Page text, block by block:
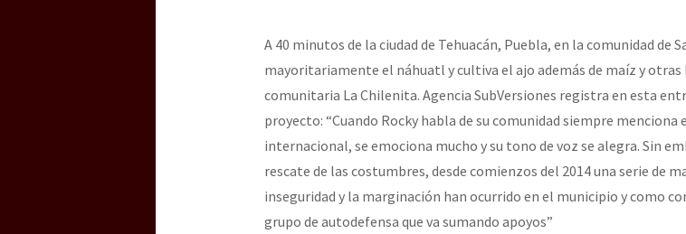
A 40 minutos de la ciudad de Tehuacán, Puebla, en la comunidad de
mayoritariamente el náhuatl y cultiva el ajo además de maíz y
comunitaria La Chilenita. Agencia SubVersiones registra en esta
proyecto: “Cuando Rocky habla de su comunidad siempre
internacional, se emociona mucho y su tono de voz se alegra. Sin
rescate de las costumbres, desde comienzos del 2014 una serie de
inseguridad y la marginación han ocurrido en el municipio y como
grupo de autodefensa que va sumando apoyos”